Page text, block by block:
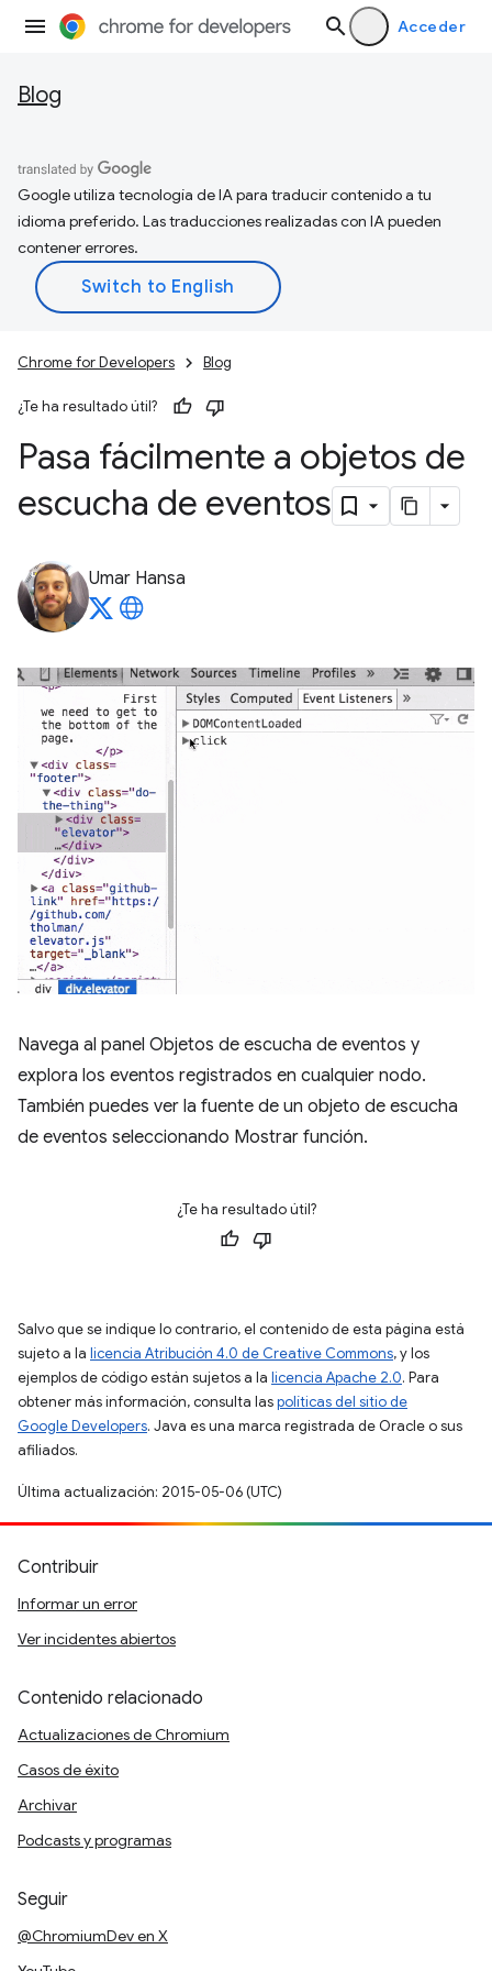
Acceder
Blog
Google utiliza tecnología de IA para traducir contenido a tu
idioma preferido. Las traducciones realizadas con IA pueden
contener errores.
Chrome for Developers Blog
¿Te ha resultado útil?
Pasa fácilmente a objetos de
escucha de eventos
Umar Hansa
Navega al panel Objetos de escucha de eventos y
explora los eventos registrados en cualquier nodo.
También puedes ver la fuente de un objeto de escucha
de eventos seleccionando Mostrar función.
¿Te ha resultado útil?
Salvo que se indique lo contrario, el contenido de esta página está
sujeto a la licencia Atribución 4.0 de Creative Commons, y los
ejemplos de código están sujetos a la licencia Apache 2.0. Para
obtener más información, consulta laspolíticas del sitio de
Google Developers. Java es una marca registrada de Oracle o sus
afiliados.
Última actualización: 2015-05-06 (UTC)
Contribuir
Informar un error
Ver incidentes abiertos
Contenido relacionado
Actualizaciones de Chromium
Casos de éxito
Archivar
Podcasts y programas
Seguir
@ChromiumDev en X